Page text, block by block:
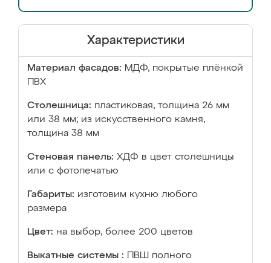
Характеристики
Материал фасадов: МДФ, покрытые плёнкой
ПВХ
Столешница: пластиковая, толщина 26 мм
или 38 мм; из искусственного камня,
толщина 38 мм
Стеновая панель: ХДФ в цвет столешницы
или с фотопечатью
Габариты: изготовим кухню любого
размера
Цвет: на выбор, более 200 цветов
Выкатные системы :
ПВШ полного